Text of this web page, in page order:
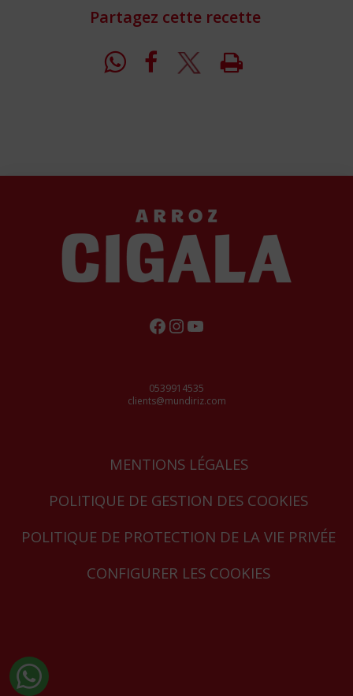
Partagez cette recette
FACEBOOK
INSTAGRAM
YOUTUBE
0539914535
clients@mundiriz.com
MENTIONS LÉGALES
POLITIQUE DE GESTION DES COOKIES
POLITIQUE DE PROTECTION DE LA VIE PRIVÉE
CONFIGURER LES COOKIES